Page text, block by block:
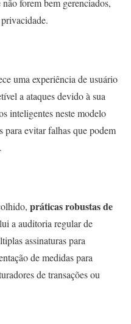
uma experiência de usuário
a ataques devido à sua
inteligentes neste modelo
para evitar falhas que podem
práticas robustas de
a auditoria regular de
assinaturas para
de medidas para
de transações ou